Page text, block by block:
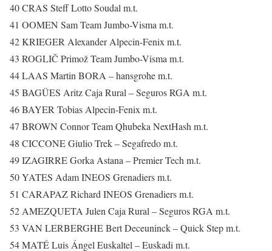
40 CRAS Steff Lotto Soudal m.t.
41 OOMEN Sam Team Jumbo-Visma m.t.
42 KRIEGER Alexander Alpecin-Fenix m.t.
43 ROGLIČ Primož Team Jumbo-Visma m.t.
44 LAAS Martin BORA – hansgrohe m.t.
45 BAGÜES Aritz Caja Rural – Seguros RGA m.t.
46 BAYER Tobias Alpecin-Fenix m.t.
47 BROWN Connor Team Qhubeka NextHash m.t.
48 CICCONE Giulio Trek – Segafredo m.t.
49 IZAGIRRE Gorka Astana – Premier Tech m.t.
50 YATES Adam INEOS Grenadiers m.t.
51 CARAPAZ Richard INEOS Grenadiers m.t.
52 AMEZQUETA Julen Caja Rural – Seguros RGA m.t.
53 VAN LERBERGHE Bert Deceuninck – Quick Step m.t.
54 MATÉ Luis Ángel Euskaltel – Euskadi m.t.